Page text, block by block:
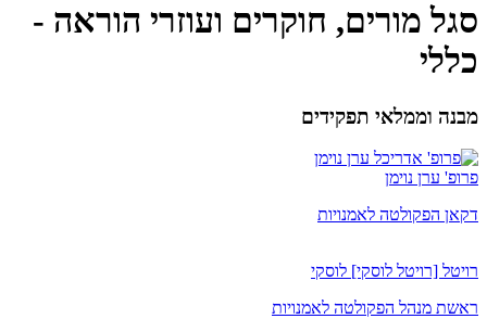
סגל מורים, חוקרים ועוזרי הוראה -
כללי
מבנה וממלאי תפקידים
פרופ' ערן נוימן
דקאן הפקולטה לאמנויות
רויטל [רויטל לוסקי] לוסקי
ראשת מנהל הפקולטה לאמנויות